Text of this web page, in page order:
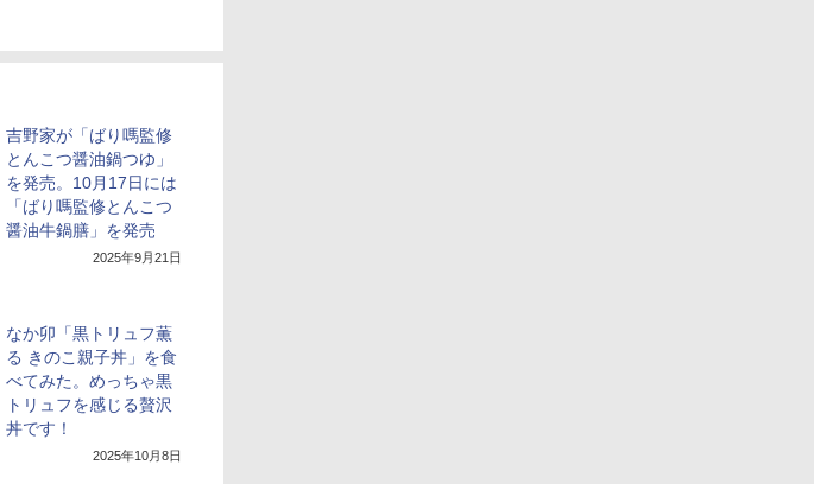
吉野家が「ばり嗎監修
とんこつ醤油鍋つゆ」
を発売。10月17日には
「ばり嗎監修とんこつ
醤油牛鍋膳」を発売
2025年9月21日
なか卯「黒トリュフ薫
る きのこ親子丼」を食
べてみた。めっちゃ黒
トリュフを感じる贅沢
丼です！
2025年10月8日